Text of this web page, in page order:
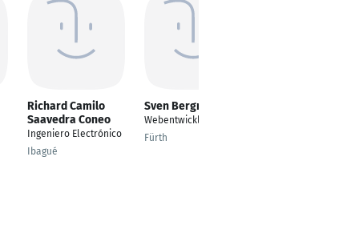
Richard Camilo
Saavedra Coneo
Ingeniero Electrónico
Ibagué
Sven Bergmann
Webentwickler
Fürth